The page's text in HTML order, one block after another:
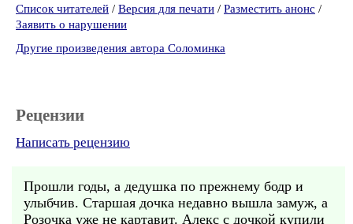
Список читателей / Версия для печати / Разместить анонс /
Заявить о нарушении
Другие произведения автора Соломинка
Рецензии
Написать рецензию
Прошли годы, а дедушка по прежнему бодр и
улыбчив. Старшая дочка недавно вышла замуж, а
Розочка уже не картавит. Алекс с дочкой купили